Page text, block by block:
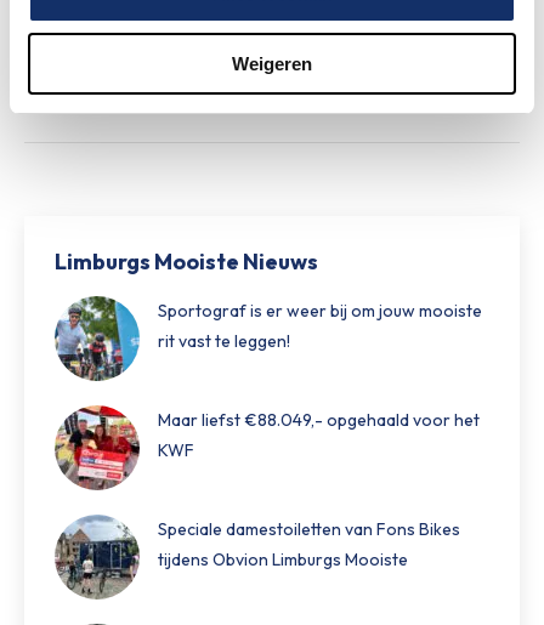
Weigeren
festivalterrein
27 mei 2026
Limburgs Mooiste Nieuws
Sportograf is er weer bij om jouw mooiste
rit vast te leggen!
Maar liefst €88.049,- opgehaald voor het
KWF
Speciale damestoiletten van Fons Bikes
tijdens Obvion Limburgs Mooiste